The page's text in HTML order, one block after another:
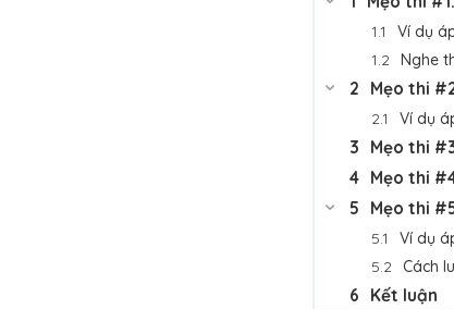
Ví dụ
Nghe
Mẹo thi
Ví dụ
Mẹo thi
Mẹo thi
Mẹo thi
Ví dụ
Cách
Kết luận